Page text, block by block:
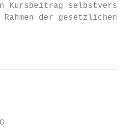
Kursbeitrag
der gesetzlichen